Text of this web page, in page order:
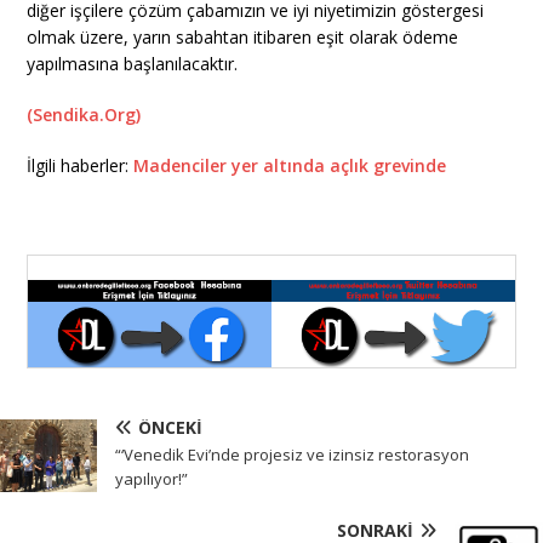
diğer işçilere çözüm çabamızın ve iyi niyetimizin göstergesi
olmak üzere, yarın sabahtan itibaren eşit olarak ödeme
yapılmasına başlanılacaktır.
(Sendika.Org)
İlgili haberler: Madenciler yer altında açlık grevinde
ÖNCEKI
“‘Venedik Evi’nde projesiz ve izinsiz restorasyon
yapılıyor!”
SONRAKI